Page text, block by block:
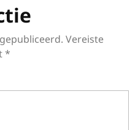
Vereiste
*